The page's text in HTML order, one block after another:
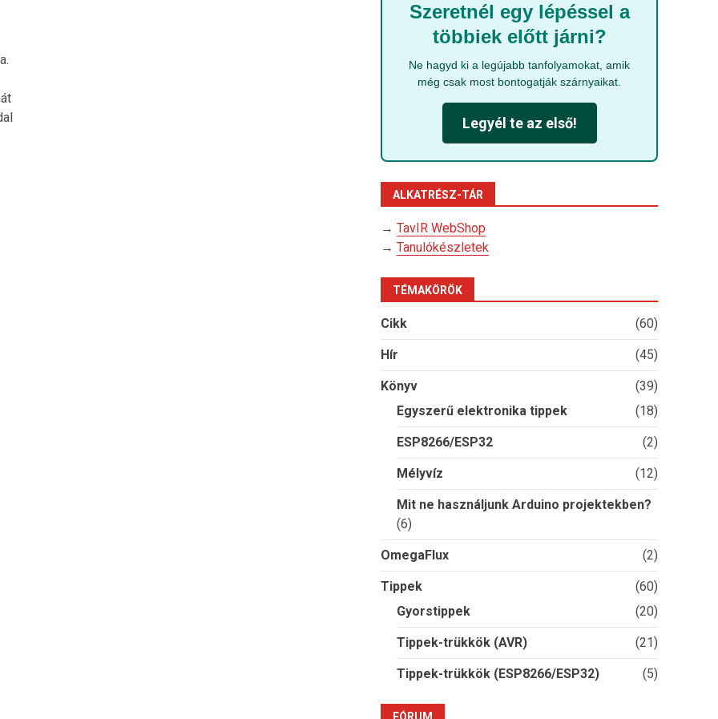
Szeretnél egy lépéssel a
többiek előtt járni?
Ne hagyd ki a legújabb tanfolyamokat, amik
még csak most bontogatják szárnyaikat.
Legyél te az első!
ALKATRÉSZ-TÁR
→TavIR WebShop
→Tanulókészletek
TÉMAKÖRÖK
Cikk (60)
Hír (45)
Könyv
(39)
Egyszerű elektronika tippek
(18)
ESP8266/ESP32 (2)
Mélyvíz (12)
Mit ne használjunk Arduino projektekben?
(6)
OmegaFlux (2)
Tippek
(60)
Gyorstippek
(20)
Tippek-trükkök (AVR) (21)
Tippek-trükkök (ESP8266/ESP32) (5)